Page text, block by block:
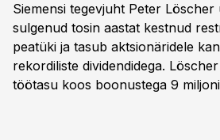
Siemensi tegevjuht Peter
sulgenud tosin aastat kestnud
peatüki ja tasub aktsionäridele
rekordiliste dividendidega.
töötasu koos boonustega 9